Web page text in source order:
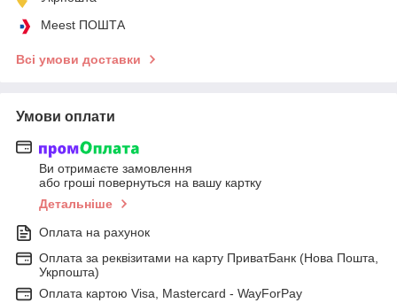
Meest ПОШТА
Всі умови доставки
Умови оплати
Ви отримаєте замовлення
або гроші повернуться на вашу картку
Детальніше
Оплата на рахунок
Оплата за реквізитами на карту ПриватБанк (Нова Пошта,
Укрпошта)
Оплата картою Visa, Mastercard - WayForPay